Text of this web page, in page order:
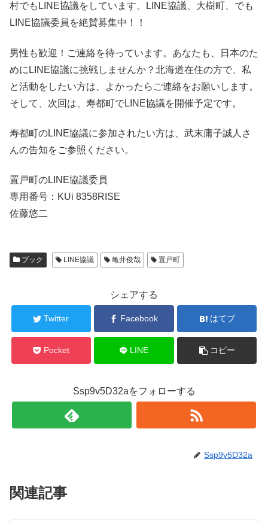
村でもLINE協議をしています。LINE協議、大樹町、でも
LINE協議委員を絶賛募集中！！
男性も歓迎！ご連絡を待っています。あなたも、日本のた
めにLINE協議に挑戦しませんか？北海道在住の方で、私
と活動をしたい方は、よかったらご連絡をお願いします。
そして、次回は、寿都町でLINE協議を開催予定です。
寿都町のLINE協議に参加されたい方は、武末庸子誠人さ
んの告知をご参照ください。
置戸町のLINE協議委員
専用番号：KUi 8358RISE
佐藤悠二
ブック LINE協議 亀井俊哉 置戸町
シェアする
Twitter Facebook はてブ
Pocket LINE コピー
Ssp9v5D32aをフォローする
Ssp9v5D32a
関連記事